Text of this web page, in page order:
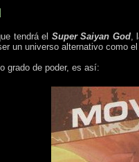
tendrá el Super Saiyan God,
un universo alternativo como
grado de poder, es así: